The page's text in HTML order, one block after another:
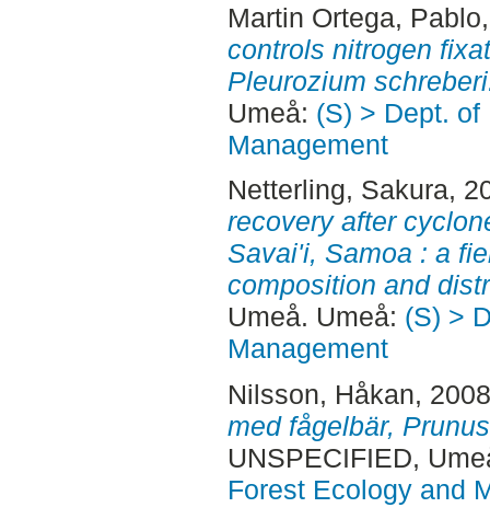
Martin Ortega, Pablo
controls nitrogen
Pleurozium
Umeå: (S) > Dept.
Management
Netterling, Sakura,
recovery after
Savai'i, Samoa : a
composition and
Umeå. Umeå: (S) >
Management
Nilsson, Håkan,
med fågelbär,
UNSPECIFIED,
Forest Ecology and